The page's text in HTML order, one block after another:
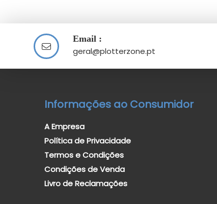
Email :
geral@plotterzone.pt
Informações ao Consumidor
A Empresa
Política de Privacidade
Termos e Condições
Condições de Venda
Livro de Reclamações